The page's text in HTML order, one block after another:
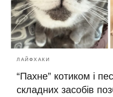
ЛАЙФХАКИ
“Пахне” котиком і
складних засобів